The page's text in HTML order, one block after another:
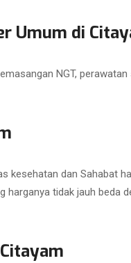
Umum di
NGT,
kesehatan dan Sahabat
harganya tidak jauh